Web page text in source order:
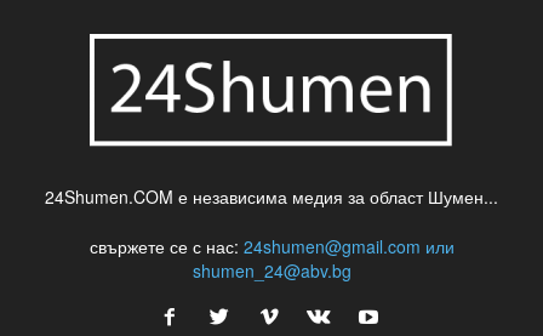
24Shumen.COM е независима медия за област Шумен...
свържете се с нас: 24shumen@gmail.com или
shumen_24@abv.bg